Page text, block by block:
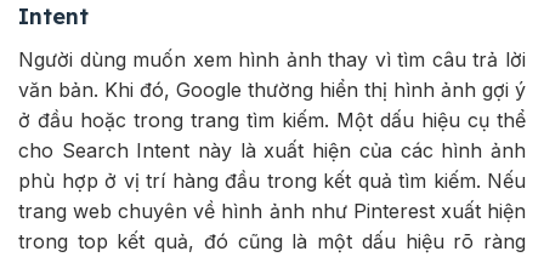
Intent
Người dùng muốn xem hình ảnh thay vì tìm câu trả lời
văn bản. Khi đó, Google thường hiển thị hình ảnh gợi ý
ở đầu hoặc trong trang tìm kiếm. Một dấu hiệu cụ thể
cho Search Intent này là xuất hiện của các hình ảnh
phù hợp ở vị trí hàng đầu trong kết quả tìm kiếm. Nếu
trang web chuyên về hình ảnh như Pinterest xuất hiện
trong top kết quả, đó cũng là một dấu hiệu rõ ràng